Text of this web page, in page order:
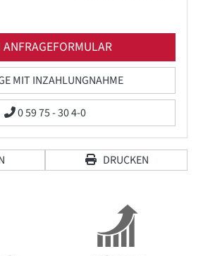
MIT INZAHLUNGNAHME
0 59 75 - 30 4-0
DRUCKEN